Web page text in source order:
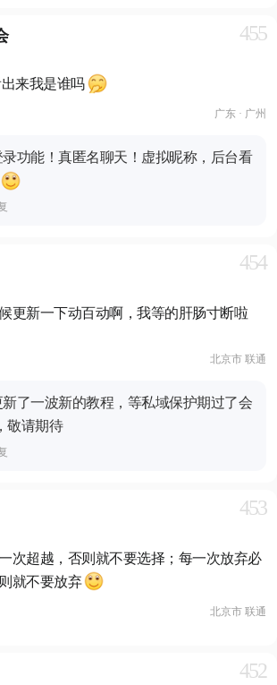
455
来我是谁吗
广东 · 广州
功能！真匿名聊天！虚拟昵称，后台看
454
更新一下动百动啊，我等的肝肠寸断啦
北京市 联通
了一波新的教程，等私域保护期过了会
敬请期待
453
次超越，否则就不要选择；每一次放弃必
就不要放弃
北京市 联通
452